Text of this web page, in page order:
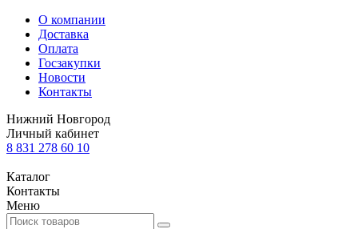
О компании
Доставка
Оплата
Госзакупки
Новости
Контакты
Нижний Новгород
Личный кабинет
8 831 278 60 10
Каталог
Контакты
Меню